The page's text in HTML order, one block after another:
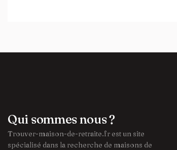
Qui sommes nous ?
Trouver-maison-de-retraite.fr est un site
spécialisé dans la recherche de maisons de